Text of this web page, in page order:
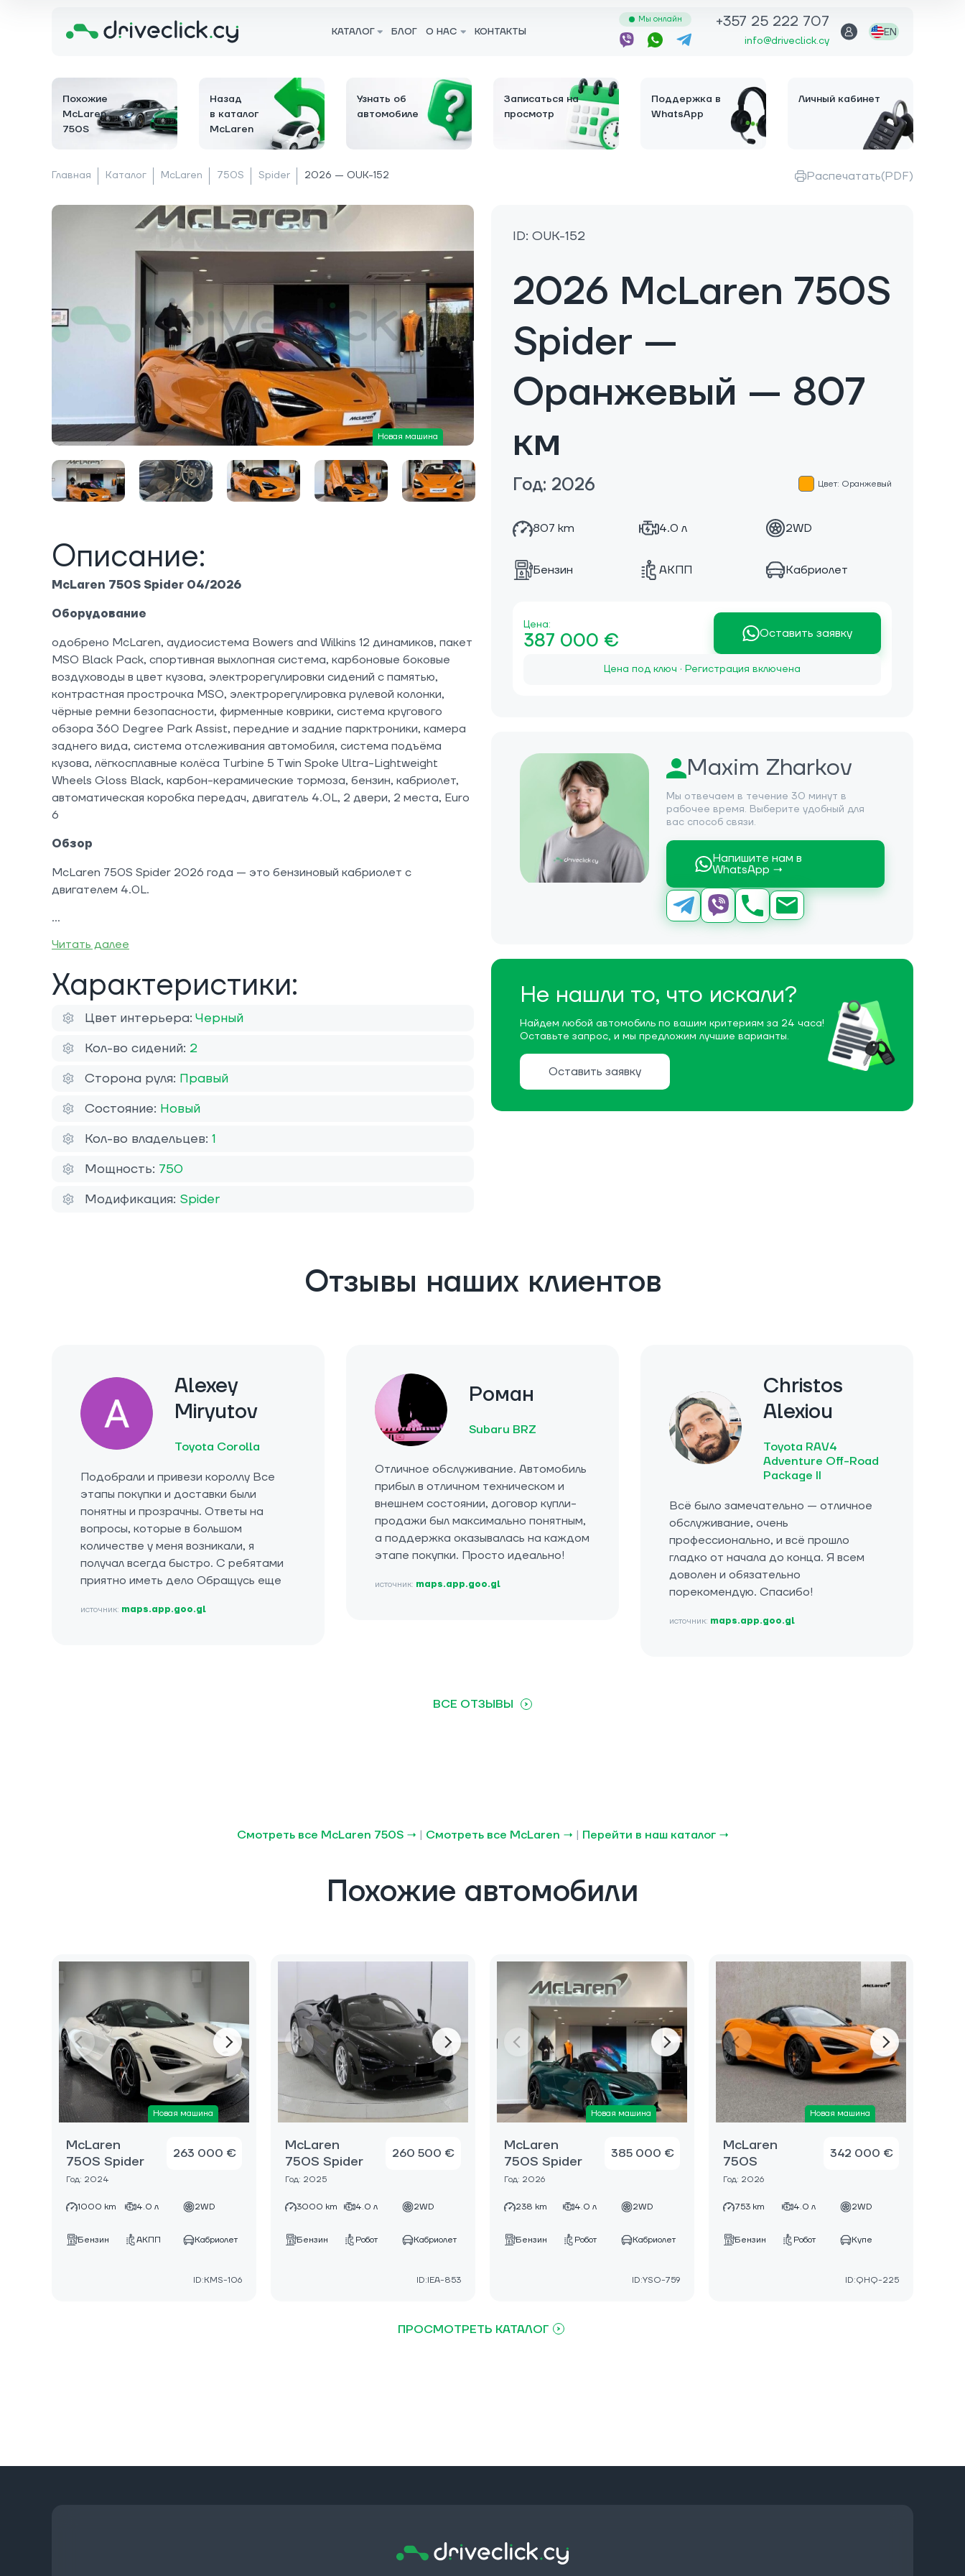
КАТАЛОГ БЛОГ О НАС КОНТАКТЫ
Мы онлайн +357 25 222 707
info@driveclick.cy
EN
Похожие
McLaren
750S
Назад
в каталог
McLaren
Узнать об
автомобиле
Записаться на
просмотр
Поддержка в
WhatsApp
Личный кабинет
Главная Каталог McLaren 750S Spider 2026 — OUK-152 Распечатать(PDF)
ID: OUK-152
2026 McLaren 750S
Spider —
Оранжевый — 807
км
Год: 2026 Цвет: Оранжевый
807 km 4.0 л 2WD
Бензин АКПП Кабриолет
Цена:
387 000 € Оставить заявку
Цена под ключ · Регистрация включена
Maxim Zharkov
Мы отвечаем в течение 30 минут в
рабочее время. Выберите удобный для
вас способ связи.
Напишите нам в
WhatsApp →
Не нашли то, что искали?
Найдем любой автомобиль по вашим критериям за 24 часа!
Оставьте запрос, и мы предложим лучшие варианты.
Оставить заявку
Новая машина
Описание:
McLaren 750S Spider 04/2026
Оборудование
одобрено McLaren, аудиосистема Bowers and Wilkins 12 динамиков, пакет
MSO Black Pack, спортивная выхлопная система, карбоновые боковые
воздуховоды в цвет кузова, электрорегулировки сидений с памятью,
контрастная прострочка MSO, электрорегулировка рулевой колонки,
чёрные ремни безопасности, фирменные коврики, система кругового
обзора 360 Degree Park Assist, передние и задние парктроники, камера
заднего вида, система отслеживания автомобиля, система подъёма
кузова, лёгкосплавные колёса Turbine 5 Twin Spoke Ultra-Lightweight
Wheels Gloss Black, карбон-керамические тормоза, бензин, кабриолет,
автоматическая коробка передач, двигатель 4.0L, 2 двери, 2 места, Euro
6
Обзор
McLaren 750S Spider 2026 года — это бензиновый кабриолет с
двигателем 4.0L.
Читать далее
Характеристики:
Цвет интерьера: Черный
Кол-во сидений: 2
Сторона руля: Правый
Состояние: Новый
Кол-во владельцев: 1
Мощность: 750
Модификация: Spider
Отзывы наших клиентов
Alexey
Miryutov
Toyota Corolla
Подобрали и привези короллу Все
этапы покупки и доставки были
понятны и прозрачны. Ответы на
вопросы, которые в большом
количестве у меня возникали, я
получал всегда быстро. С ребятами
приятно иметь дело Обращусь еще
источник: maps.app.goo.gl
Роман
Subaru BRZ
Отличное обслуживание. Автомобиль
прибыл в отличном техническом и
внешнем состоянии, договор купли-
продажи был максимально понятным,
а поддержка оказывалась на каждом
этапе покупки. Просто идеально!
источник: maps.app.goo.gl
Christos
Alexiou
Toyota RAV4
Adventure Off-Road
Package II
Всё было замечательно — отличное
обслуживание, очень
профессионально, и всё прошло
гладко от начала до конца. Я всем
доволен и обязательно
порекомендую. Спасибо!
источник: maps.app.goo.gl
ВСЕ ОТЗЫВЫ
Смотреть все McLaren 750S → | Смотреть все McLaren → | Перейти в наш каталог →
Похожие автомобили
Новая машина
McLaren
750S Spider
Год: 2024
263 000 €
1000 km 4.0 л 2WD
Бензин АКПП Кабриолет
ID:KMS-106
McLaren
750S Spider
Год: 2025
260 500 €
3000 km 4.0 л 2WD
Бензин Робот Кабриолет
ID:IEA-853
Новая машина
McLaren
750S Spider
Год: 2026
385 000 €
238 km 4.0 л 2WD
Бензин Робот Кабриолет
ID:YSO-759
Новая машина
McLaren
750S
Год: 2026
342 000 €
753 km 4.0 л 2WD
Бензин Робот Купе
ID:QHQ-225
ПРОСМОТРЕТЬ КАТАЛОГ